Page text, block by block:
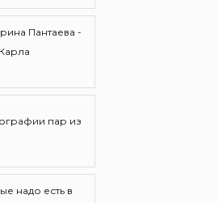
Пантаева -
пар из
надо есть в